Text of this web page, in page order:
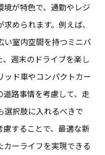
が特色で、通勤やレジ
められます。例えば、
い室内空間を持つミニバ
週末のドライブを楽し
ッド車やコンパクトカー
路事情を考慮して、走
選択肢に入れるべきで
することで、最適な新
ーライフを実現できる